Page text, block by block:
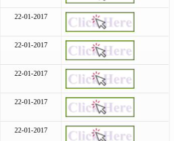
22-01-2017
22-01-2017
22-01-2017
22-01-2017
22-01-2017